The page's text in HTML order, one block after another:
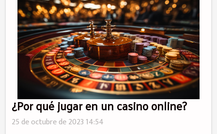
¿Por qué jugar en un casino online?
25 de octubre de 2023 14:54